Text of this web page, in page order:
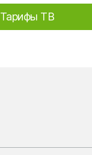
Тарифы ТВ